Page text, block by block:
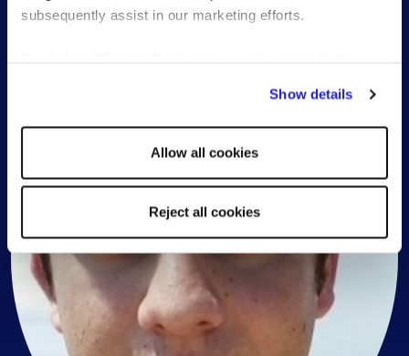
subsequently assist in our marketing efforts.
Show details
Allow all cookies
Reject all cookies